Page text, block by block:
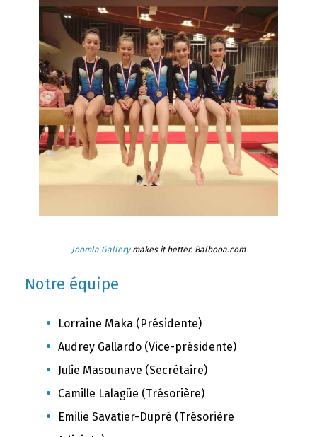
Joomla Gallerymakes it better. Balbooa.com
Notre équipe
Lorraine Maka (Présidente)
Audrey Gallardo (Vice-présidente)
Julie Masounave (Secrétaire)
Camille Lalagüe (Trésorière)
Emilie Savatier-Dupré (Trésorière